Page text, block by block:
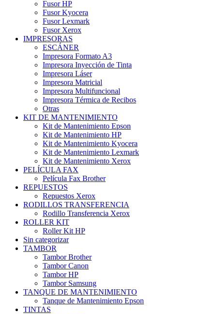
Fusor HP
Fusor Kyocera
Fusor Lexmark
Fusor Xerox
IMPRESORAS
ESCÁNER
Impresora Formato A3
Impresora Inyección de Tinta
Impresora Láser
Impresora Matricial
Impresora Multifuncional
Impresora Térmica de Recibos
Otras
KIT DE MANTENIMIENTO
Kit de Mantenimiento Epson
Kit de Mantenimiento HP
Kit de Mantenimiento Kyocera
Kit de Mantenimiento Lexmark
Kit de Mantenimiento Xerox
PELÍCULA FAX
Película Fax Brother
REPUESTOS
Repuestos Xerox
RODILLOS TRANSFERENCIA
Rodillo Transferencia Xerox
ROLLER KIT
Roller Kit HP
Sin categorizar
TAMBOR
Tambor Brother
Tambor Canon
Tambor HP
Tambor Samsung
TANQUE DE MANTENIMIENTO
Tanque de Mantenimiento Epson
TINTAS